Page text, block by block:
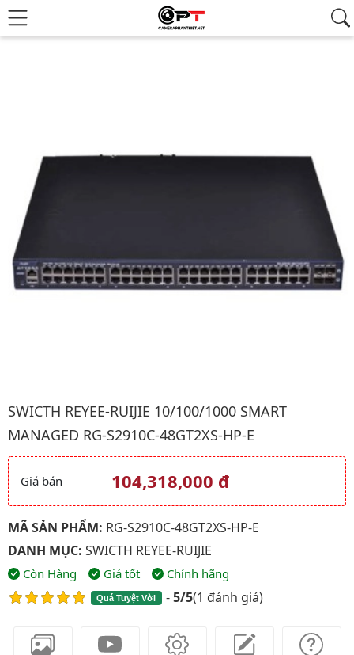
SWICTH REYEE-RUIJIE 10/100/1000 SMART
MANAGED RG-S2910C-48GT2XS-HP-E
Giá và khuyến mãi
Giá bán 104,318,000 đ
MÃ SẢN PHẨM: RG-S2910C-48GT2XS-HP-E
DANH MỤC: SWICTH REYEE-RUIJIE
Còn Hàng Giá tốt Chính hãng
Quá Tuyệt Vời -5/5(1 đánh giá)